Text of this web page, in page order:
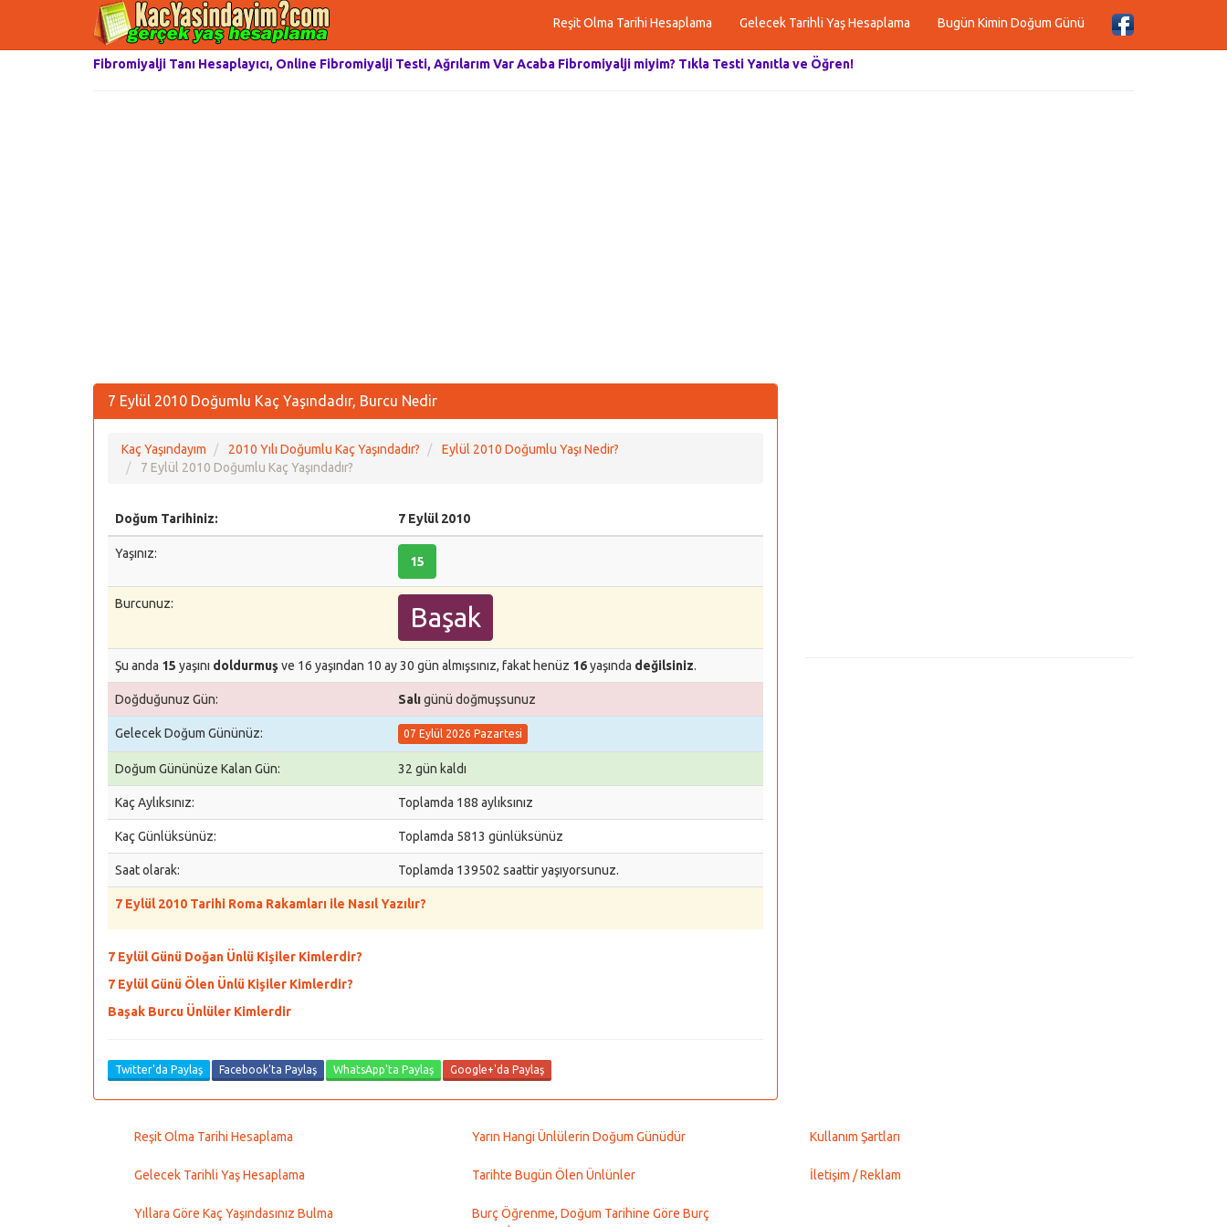
Reşit Olma Tarihi Hesaplama Gelecek Tarihli Yaş Hesaplama Bugün Kimin Doğum Günü
Fibromiyalji Tanı Hesaplayıcı, Online Fibromiyalji Testi, Ağrılarım Var Acaba Fibromiyalji miyim? Tıkla Testi Yanıtla ve Öğren!
7 Eylül 2010 Doğumlu Kaç Yaşındadır, Burcu Nedir
Kaç Yaşındayım 2010 Yılı Doğumlu Kaç Yaşındadır?
Eylül 2010 Doğumlu Yaşı Nedir?
7 Eylül 2010 Doğumlu Kaç Yaşındadır?
Doğum Tarihiniz: 7 Eylül 2010
Yaşınız:
15
Burcunuz: Başak
Şu anda 15 yaşını doldurmuşve 16 yaşından 10 ay 30 gün almışsınız, fakat henüz 16yaşında değilsiniz.
Doğduğunuz Gün: Salıgünü doğmuşsunuz
Gelecek Doğum Gününüz: 07 Eylül 2026 Pazartesi
Doğum Gününüze Kalan Gün: 32 gün kaldı
Kaç Aylıksınız: Toplamda 188 aylıksınız
Kaç Günlüksünüz: Toplamda 5813 günlüksünüz
Saat olarak: Toplamda 139502 saattir yaşıyorsunuz.
7 Eylül 2010 Tarihi Roma Rakamları ile Nasıl Yazılır?
7 Eylül Günü Doğan Ünlü Kişiler Kimlerdir?
7 Eylül Günü Ölen Ünlü Kişiler Kimlerdir?
Başak Burcu Ünlüler Kimlerdir
Twitter'da Paylaş Facebook'ta Paylaş WhatsApp'ta Paylaş Google+'da Paylaş
Reşit Olma Tarihi Hesaplama
Gelecek Tarihli Yaş Hesaplama
Yıllara Göre Kaç Yaşındasınız Bulma
Yarın Hangi Ünlülerin Doğum Günüdür
Tarihte Bugün Ölen Ünlünler
Burç Öğrenme, Doğum Tarihine Göre Burç
Kullanım Şartları
İletişim / Reklam